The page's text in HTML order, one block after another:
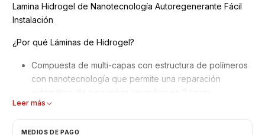
Lamina Hidrogel de Nanotecnología Autoregenerante Fácil
Instalación
¿Por qué Láminas de Hidrogel?
Compuesta de multi-capas con estructura de polímeros
con nanotecnología que permite una reparación
automática de pequeños rasguños en 2 horas.
Mejor adaptación y absorción de golpes, debido a su
No interfiere en el reconocimiento de la huella dactilar
Leer más
MEDIOS DE PAGO